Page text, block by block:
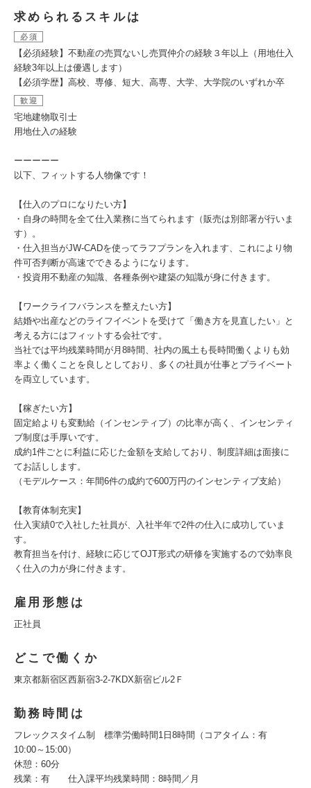
求められるスキルは
必須
【必須経験】不動産の売買ないし売買仲介の経験３年以上（用地仕入
経験3年以上は優遇します）
【必須学歴】高校、専修、短大、高専、大学、大学院のいずれか卒
歓迎
宅地建物取引士
用地仕入の経験
ーーーーー
以下、フィットする人物像です！
【仕入のプロになりたい方】
・自身の時間を全て仕入業務に当てられます（販売は別部署が行いま
す）。
・仕入担当がJW-CADを使ってラフプランを入れます、これにより物
件可否判断が高速でできるようになります。
・投資用不動産の知識、各種条例や建築の知識が身に付きます。
【ワークライフバランスを整えたい方】
結婚や出産などのライフイベントを受けて「働き方を見直したい」と
考える方にはフィットする会社です。
当社では平均残業時間が月8時間、社内の風土も長時間働くよりも効
率よく働くことを良しとしており、多くの社員が仕事とプライベート
を両立しています。
【稼ぎたい方】
固定給よりも変動給（インセンティブ）の比率が高く、インセンティ
ブ制度は手厚いです。
成約1件ごとに利益に応じた金額を支給しており、制度詳細は面接に
てお話しします。
（モデルケース：年間6件の成約で600万円のインセンティブ支給）
【教育体制充実】
仕入実績0で入社した社員が、入社半年で2件の仕入に成功していま
す。
教育担当を付け、経験に応じてOJT形式の研修を実施するので効率良
く仕入の力が身に付きます。
雇用形態は
正社員
どこで働くか
東京都新宿区西新宿3-2-7KDX新宿ビル2Ｆ
勤務時間は
フレックスタイム制 標準労働時間1日8時間（コアタイム：有
10:00～15:00）
休憩：60分
残業：有 仕入課平均残業時間：8時間／月